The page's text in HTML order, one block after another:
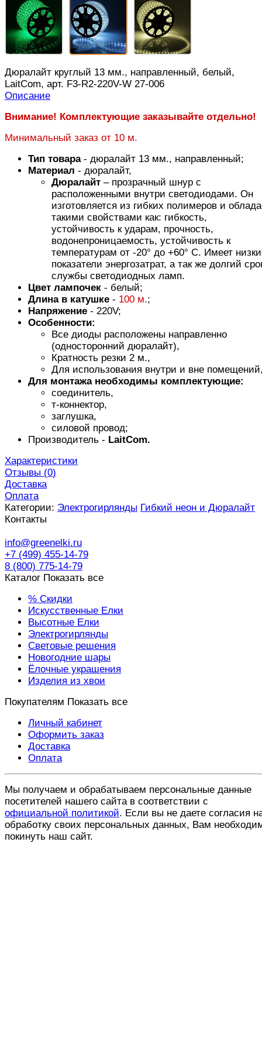
Дюралайт круглый 13 мм., направленный, белый,
LaitCom, арт. F3-R2-220V-W 27-006
Описание
Внимание! Комплектующие заказывайте отдельно!
Минимальный заказ от 10 м.
Тип товара- дюралайт 13 мм., направленный;
Материал - дюралайт,
Дюралайт – прозрачный шнур с
расположенными внутри светодиодами. Он
изготовляется из гибких полимеров и
такими свойствами как: гибкость,
устойчивость к ударам, прочность,
водонепроницаемость, устойчивость к
температурам от -20° до +60° С. Имеет
показатели энергозатрат, а так же долгий
службы светодиодных ламп.
Цвет лампочек - белый;
Длина в катушке - 100 м.;
Напряжение - 220V;
Особенности:
Все диоды расположены направленно
(односторонний дюралайт),
Кратность резки 2 м.,
Для использования внутри и вне
Для монтажа необходимы комплектующие:
соединитель,
т-коннектор,
заглушка,
силовой провод;
Производитель - LaitCom.
Характеристики
Отзывы (0)
Доставка
Оплата
Категории: Электрогирлянды Гибкий неон и Дюралайт
Контакты
info@greenelki.ru
+7 (499) 455-14-79
8 (800) 775-14-79
Каталог Показать все
% Скидки
Искусственные Елки
Высотные Елки
Электрогирлянды
Световые решения
Новогодние шары
Ёлочные украшения
Изделия из хвои
Покупателям Показать все
Личный кабинет
Оформить заказ
Доставка
Оплата
Мы получаем и обрабатываем персональные данные
посетителей нашего сайта в соответствии с
официальной политикой. Если вы не даете согласия
обработку своих персональных данных, Вам
покинуть наш сайт.